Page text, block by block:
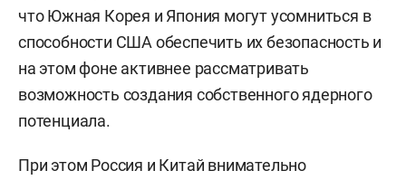
что Южная Корея и Япония могут усомниться в
способности США обеспечить их безопасность и
на этом фоне активнее рассматривать
возможность создания собственного ядерного
потенциала.
При этом Россия и Китай внимательно